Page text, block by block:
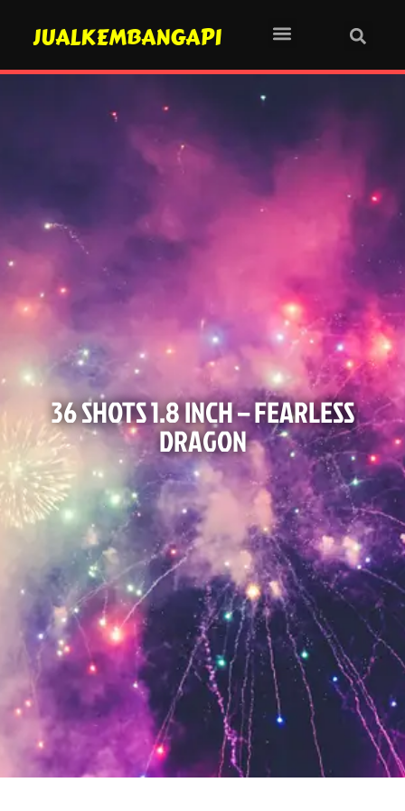
JUALKEMBANGAPI
36 SHOTS 1.8 INCH – FEARLESS
DRAGON